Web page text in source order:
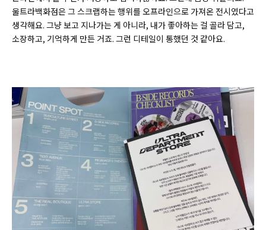
울트라백화점은 그 스크랩하는 행위를 오프라인으로 가져온 전시였다고
생각해요. 그냥 보고 지나가는 게 아니라, 내가 좋아하는 걸 골라 담고,
소장하고, 기억하게 만든 거죠. 그런 디테일이 통했던 것 같아요.